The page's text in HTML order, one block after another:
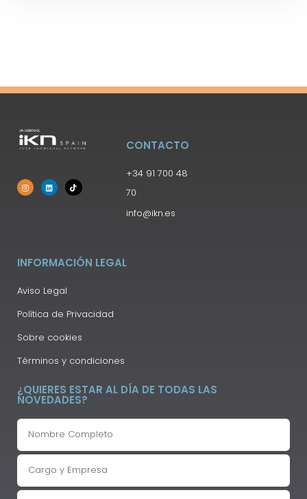
CONTACTO
+34 91 700 48
70
info@ikn.es
INFORMACIÓN LEGAL
Aviso Legal
Política de Privacidad
Sobre cookies
Términos y condiciones
¿QUIERES ESTAR AL DÍA DE TODAS LAS
NOVEDADES?